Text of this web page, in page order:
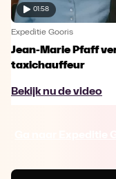
01:58
Expeditie Gooris
Jean-Marie Pfaff
taxichauffeur
Bekijk nu de video